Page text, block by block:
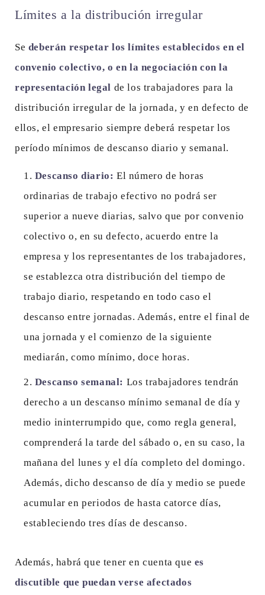
Límites a la distribución irregular
Se deberán respetar los límites establecidos en el
convenio colectivo, o en la negociación con la
representación legal de los trabajadores para la
distribución irregular de la jornada, y en defecto de
ellos, el empresario siempre deberá respetar los
período mínimos de descanso diario y semanal.
Descanso diario: El número de horas
ordinarias de trabajo efectivo no podrá ser
superior a nueve diarias, salvo que por convenio
colectivo o, en su defecto, acuerdo entre la
empresa y los representantes de los trabajadores,
se establezca otra distribución del tiempo de
trabajo diario, respetando en todo caso el
descanso entre jornadas. Además, entre el final de
una jornada y el comienzo de la siguiente
mediarán, como mínimo, doce horas.
Descanso semanal: Los trabajadores tendrán
derecho a un descanso mínimo semanal de día y
medio ininterrumpido que, como regla general,
comprenderá la tarde del sábado o, en su caso, la
mañana del lunes y el día completo del domingo.
Además, dicho descanso de día y medio se puede
acumular en periodos de hasta catorce días,
estableciendo tres días de descanso.
Además, habrá que tener en cuenta que es
discutible que puedan verse afectados